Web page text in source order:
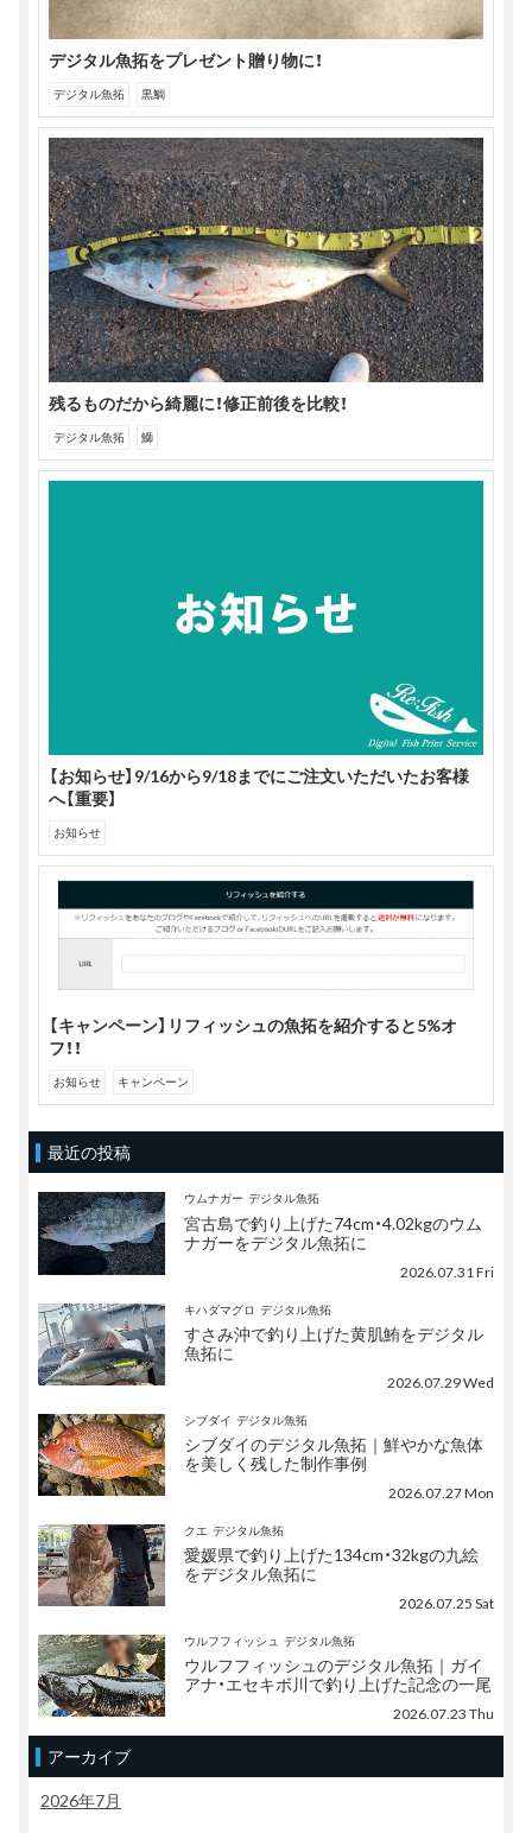
デジタル魚拓をプレゼント贈り物に！
デジタル魚拓 黒鯛
残るものだから綺麗に！修正前後を比較！
デジタル魚拓 鰤
【お知らせ】9/16から9/18までにご注文いただいたお客様
へ【重要】
お知らせ
【キャンペーン】リフィッシュの魚拓を紹介すると5%オ
フ！！
お知らせ キャンペーン
最近の投稿
ウムナガー デジタル魚拓
宮古島で釣り上げた74cm・4.02kgのウム
ナガーをデジタル魚拓に
2026.07.31 Fri
キハダマグロ デジタル魚拓
すさみ沖で釣り上げた黄肌鮪をデジタル
魚拓に
2026.07.29 Wed
シブダイ デジタル魚拓
シブダイのデジタル魚拓｜鮮やかな魚体
を美しく残した制作事例
2026.07.27 Mon
クエ デジタル魚拓
愛媛県で釣り上げた134cm・32kgの九絵
をデジタル魚拓に
2026.07.25 Sat
ウルフフィッシュ デジタル魚拓
ウルフフィッシュのデジタル魚拓｜ガイ
アナ・エセキボ川で釣り上げた記念の一尾
2026.07.23 Thu
アーカイブ
2026年7月